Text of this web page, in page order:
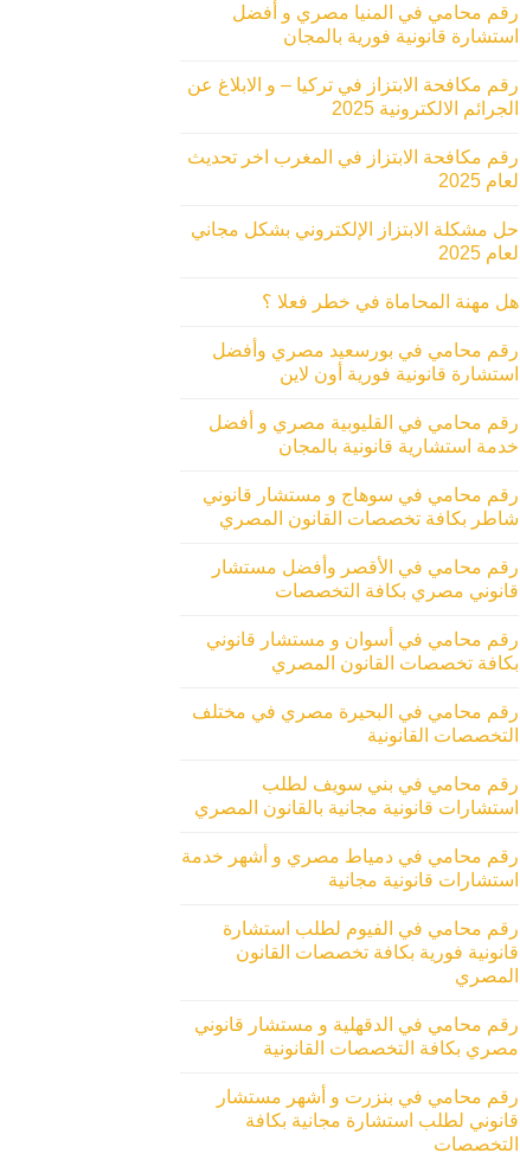
رقم محامي في المنيا مصري و أفضل
استشارة قانونية فورية بالمجان
رقم مكافحة الابتزاز في تركيا – و الابلاغ عن
الجرائم الالكترونية 2025
رقم مكافحة الابتزاز في المغرب اخر تحديث
لعام 2025
حل مشكلة الابتزاز الإلكتروني بشكل مجاني
لعام 2025
هل مهنة المحاماة في خطر فعلا ؟
رقم محامي في بورسعيد مصري وأفضل
استشارة قانونية فورية أون لاين
رقم محامي في القليوبية مصري و أفضل
خدمة استشارية قانونية بالمجان
رقم محامي في سوهاج و مستشار قانوني
شاطر بكافة تخصصات القانون المصري
رقم محامي في الأقصر وأفضل مستشار
قانوني مصري بكافة التخصصات
رقم محامي في أسوان و مستشار قانوني
بكافة تخصصات القانون المصري
رقم محامي في البحيرة مصري في مختلف
التخصصات القانونية
رقم محامي في بني سويف لطلب
استشارات قانونية مجانية بالقانون المصري
رقم محامي في دمياط مصري و أشهر خدمة
استشارات قانونية مجانية
رقم محامي في الفيوم لطلب استشارة
قانونية فورية بكافة تخصصات القانون
المصري
رقم محامي في الدقهلية و مستشار قانوني
مصري بكافة التخصصات القانونية
رقم محامي في بنزرت و أشهر مستشار
قانوني لطلب استشارة مجانية بكافة
التخصصات